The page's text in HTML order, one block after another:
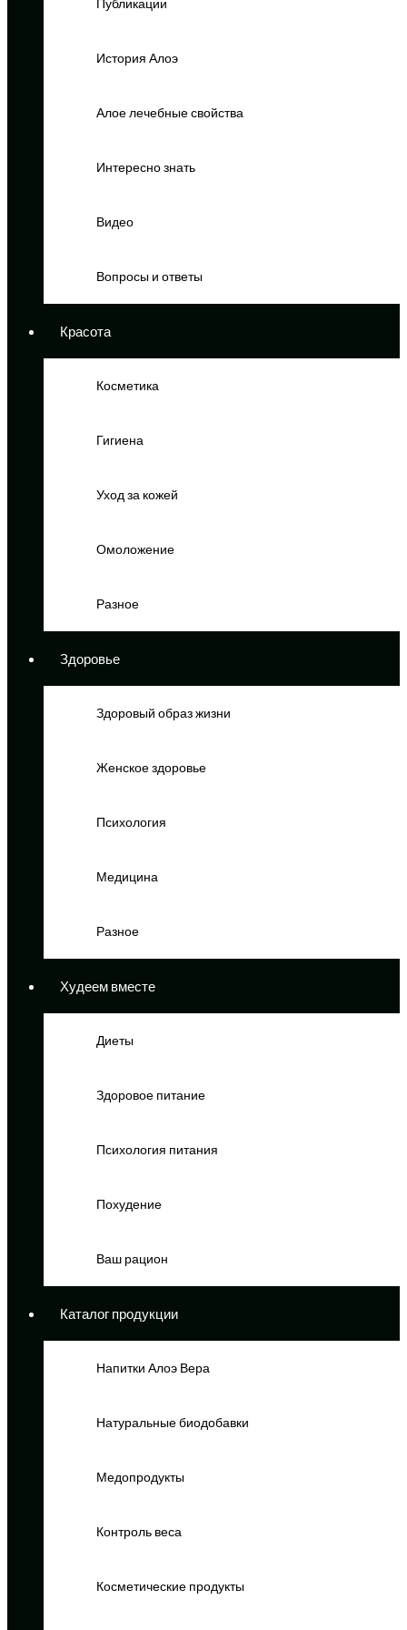
Публикации
История Алоэ
Алое лечебные свойства
Интересно знать
Видео
Вопросы и ответы
Красота
Косметика
Гигиена
Уход за кожей
Омоложение
Разное
Здоровье
Здоровый образ жизни
Женское здоровье
Психология
Медицина
Разное
Худеем вместе
Диеты
Здоровое питание
Психология питания
Похудение
Ваш рацион
Каталог продукции
Напитки Алоэ Вера
Натуральные биодобавки
Медопродукты
Контроль веса
Косметические продукты